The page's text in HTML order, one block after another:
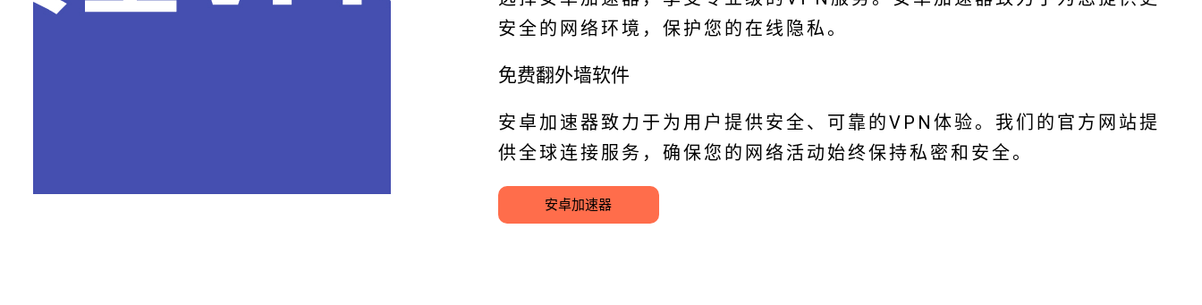
安全的网络环境，保护您的在线隐私。
免费翻外墙软件
安卓加速器致力于为用户提供安全、可靠的VPN体验。我们的官方网站提
供全球连接服务，确保您的网络活动始终保持私密和安全。
安卓加速器